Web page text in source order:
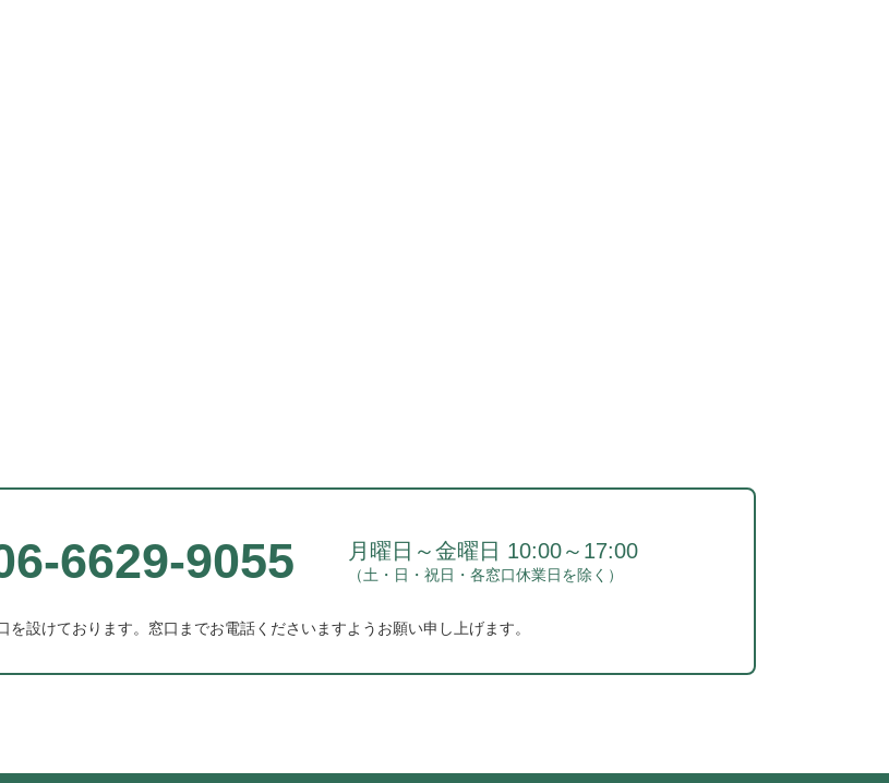
6629-9055 月曜日～金曜日 10:00～17:00
（土・日・祝日・各窓口休業日を除く）
を設けております。 窓口までお電話くださいますようお願い申し上げます。